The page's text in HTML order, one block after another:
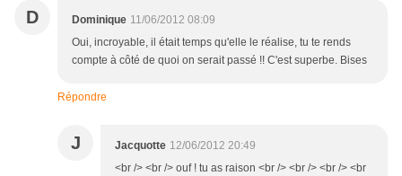
D Dominique 11/06/2012 08:09
Oui, incroyable, il était temps qu'elle le réalise, tu te rends
compte à côté de quoi on serait passé !! C'est superbe. Bises
Répondre
J Jacquotte 12/06/2012 20:49
<br /> <br /> ouf ! tu as raison <br /> <br /> <br /> <br